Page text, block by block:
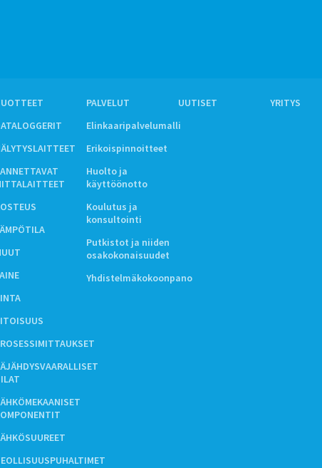
PALVELUT
Elinkaaripalvelumalli
Erikoispinnoitteet
Huolto ja
käyttöönotto
Koulutus ja
konsultointi
Putkistot ja niiden
osakokonaisuudet
Yhdistelmäkokoonpano
UUTISET YRITYS